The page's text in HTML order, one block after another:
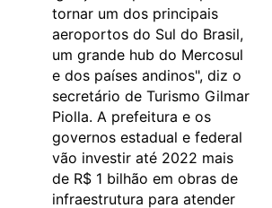
tornar um dos principais
aeroportos do Sul do Brasil,
um grande hub do Mercosul
e dos países andinos", diz o
secretário de Turismo Gilmar
Piolla. A prefeitura e os
governos estadual e federal
vão investir até 2022 mais
de R$ 1 bilhão em obras de
infraestrutura para atender